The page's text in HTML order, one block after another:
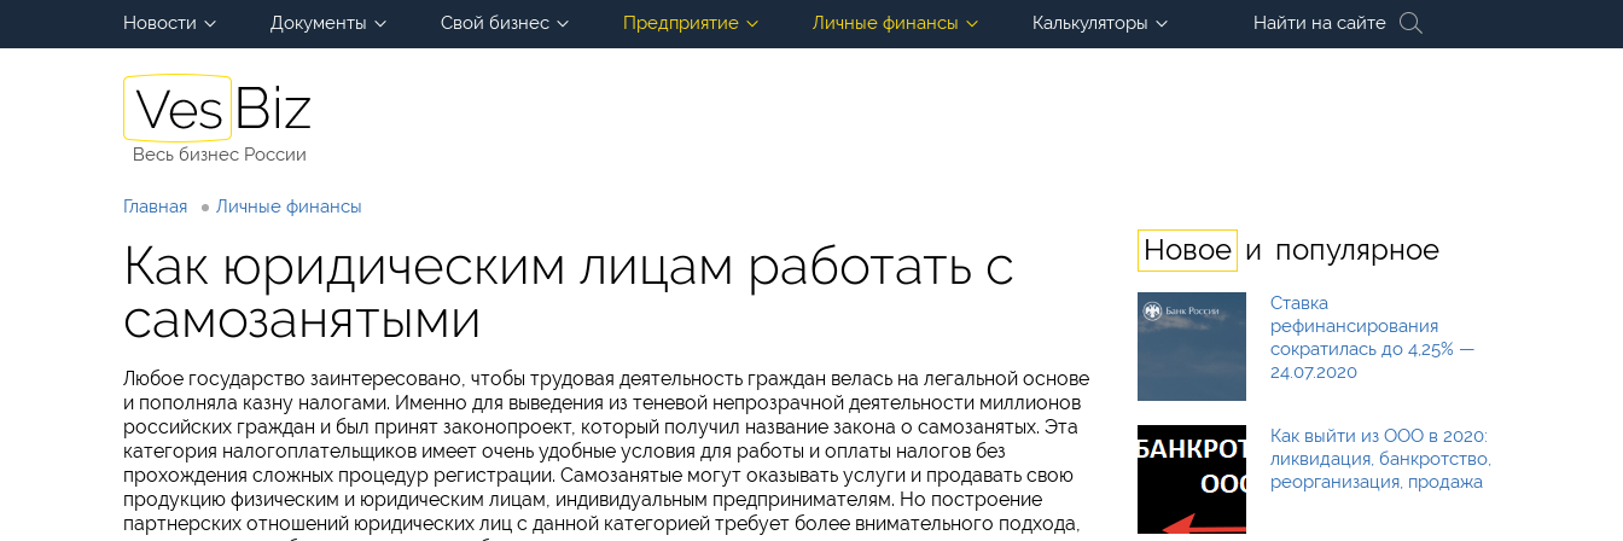
Новости Документы Свой бизнес Предприятие Личные финансы Калькуляторы Найти на сайте
Весь бизнес России
Главная Личные финансы
Как юридическим лицам работать с
самозанятыми
Любое государство заинтересовано, чтобы трудовая деятельность граждан велась на легальной основе
и пополняла казну налогами. Именно для выведения из теневой непрозрачной деятельности миллионов
российских граждан и был принят законопроект, который получил название закона о самозанятых. Эта
категория налогоплательщиков имеет очень удобные условия для работы и оплаты налогов без
прохождения сложных процедур регистрации. Самозанятые могут оказывать услуги и продавать свою
продукцию физическим и юридическим лицам, индивидуальным предпринимателям. Но построение
партнерских отношений юридических лиц с данной категорией требует более внимательного подхода,
Новое и популярное
Ставка
рефинансирования
сократилась до 4,25% —
24.07.2020
Как выйти из ООО в 2020:
ликвидация, банкротство,
реорганизация, продажа